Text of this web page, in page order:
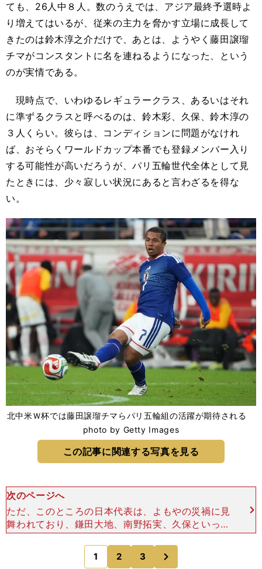
ても、26人中８人。数のうえでは、アジア最終予選時よ
り増えてはいるが、従来の主力を脅かす立場に成長して
きたのは鈴木淳之介だけで、あとは、ようやく藤田譲瑠
チマがコンスタントに名を連ねるようになった、という
のが実情である。
現時点で、いわゆるレギュラークラス、あるいはそれ
に準ずるクラスと呼べるのは、鈴木彩、久保、鈴木淳の
３人くらい。彼らは、コンディションに問題がなけれ
ば、おそらくワールドカップ本番でも登録メンバー入り
する可能性が高いだろうが、パリ五輪世代全体として見
たときには、少々寂しい状況にあると言わざるを得な
い。
北中米Ｗ杯では藤田譲瑠チマらパリ五輪組の活躍が期待される
photo by Getty Images
この記事に関連する写真を見る
次のページへ
ただ、このところの日本代表は、よもやの災禍に見
舞われており、鎌田大地、南野拓実、久保といった
主力に負傷者が相次いでいる。 だからこそ、なお
一層のパリ五輪世代の台頭が期待されているとも言
える。 昨夏
1 2 3